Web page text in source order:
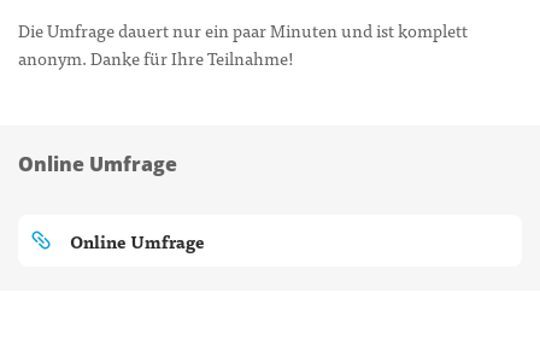
Die Umfrage dauert nur ein paar Minuten und ist komplett
anonym. Danke für Ihre Teilnahme!
Online Umfrage
Online Umfrage